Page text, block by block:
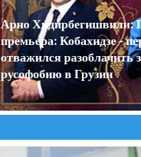
Арно Хидирбегишвили:
премьера: Кобахидзе -
отважился разоблачить
русофобию в Грузии